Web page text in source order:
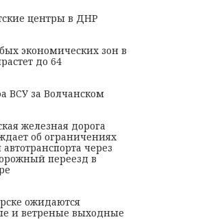
центры в ДНР
экономических зон в
до 64
ВСУ за Волчанском
железная дорога
об ограничениях
через
переезд в
ожидаются
и ветреные выходные